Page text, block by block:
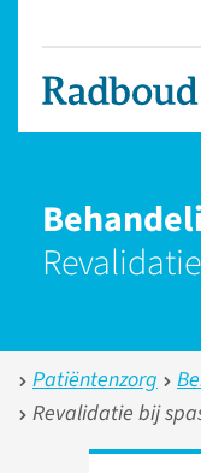
Patiëntenzorg
Revalidatie bij